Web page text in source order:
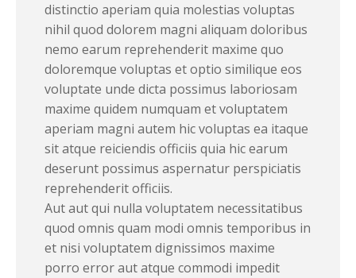
distinctio aperiam quia molestias voluptas
nihil quod dolorem magni aliquam doloribus
nemo earum reprehenderit maxime quo
doloremque voluptas et optio similique eos
voluptate unde dicta possimus laboriosam
maxime quidem numquam et voluptatem
aperiam magni autem hic voluptas ea itaque
sit atque reiciendis officiis quia hic earum
deserunt possimus aspernatur perspiciatis
reprehenderit officiis.
Aut aut qui nulla voluptatem necessitatibus
quod omnis quam modi omnis temporibus in
et nisi voluptatem dignissimos maxime
porro error aut atque commodi impedit